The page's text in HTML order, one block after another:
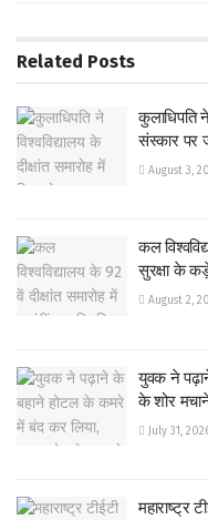
Related Posts
कुलाधिपति
संस्कार पर
August 3,
कल
सुरक्षा के
August 2,
युवक ने
के शोर
July 31,
महाराष्ट्र